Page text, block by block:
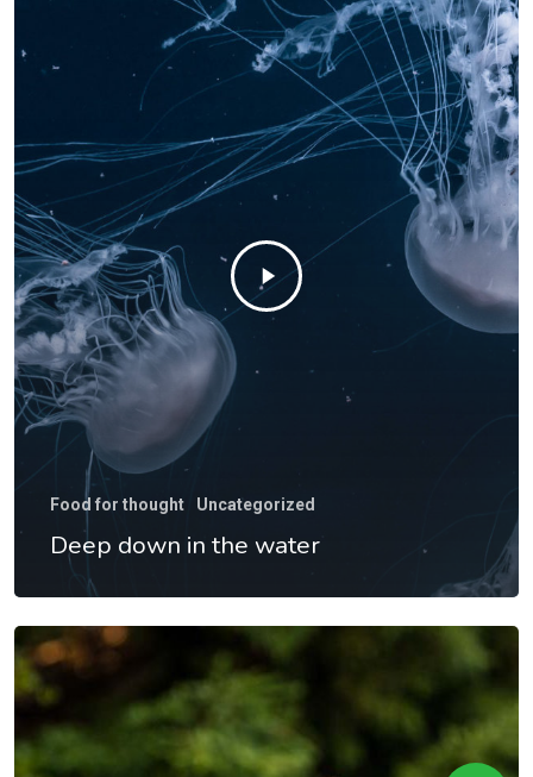
Food for thought Uncategorized
Deep down in the water
Dirección
Av. El Pinar 124, oficina
Santiago de Surco.
WhatsApp: +51
Correo: